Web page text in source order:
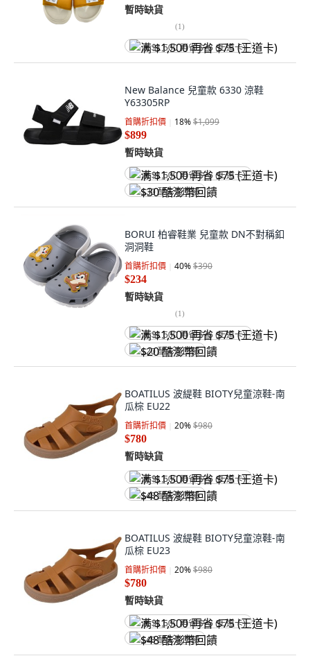
暫時缺貨
(1)
满 $1,500 再省 $75 (王道卡)
New Balance 兒童款 6330 涼鞋
Y63305RP
首購折扣價 18%$1,099
$899
暫時缺貨
满 $1,500 再省 $75 (王道卡)
$30 酷澎幣回饋
BORUI 柏睿鞋業 兒童款 DN不對稱釦
洞洞鞋
首購折扣價 40%$390
$234
暫時缺貨
(1)
满 $1,500 再省 $75 (王道卡)
$20 酷澎幣回饋
BOATILUS 波緹鞋 BIOTY兒童涼鞋-南
瓜棕 EU22
首購折扣價 20%$980
$780
暫時缺貨
满 $1,500 再省 $75 (王道卡)
$48 酷澎幣回饋
BOATILUS 波緹鞋 BIOTY兒童涼鞋-南
瓜棕 EU23
首購折扣價 20%$980
$780
暫時缺貨
满 $1,500 再省 $75 (王道卡)
$48 酷澎幣回饋